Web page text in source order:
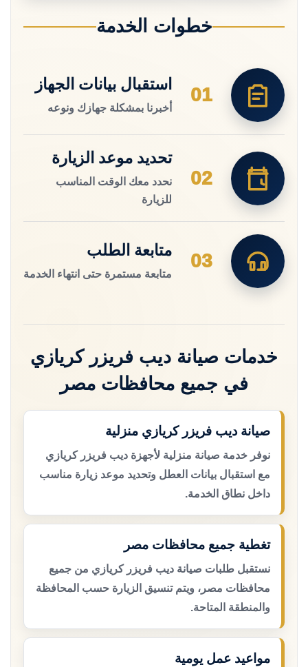
خطوات الخدمة
01
استقبال بيانات الجهاز
أخبرنا بمشكلة جهازك ونوعه
02
تحديد موعد الزيارة
نحدد معك الوقت المناسب
للزيارة
03
متابعة الطلب
متابعة مستمرة حتى انتهاء الخدمة
خدمات صيانة ديب فريزر كريازي
في جميع محافظات مصر
صيانة ديب فريزر كريازي منزلية
نوفر خدمة صيانة منزلية لأجهزة ديب فريزر كريازي
مع استقبال بيانات العطل وتحديد موعد زيارة مناسب
داخل نطاق الخدمة.
تغطية جميع محافظات مصر
نستقبل طلبات صيانة ديب فريزر كريازي من جميع
محافظات مصر، ويتم تنسيق الزيارة حسب المحافظة
والمنطقة المتاحة.
مواعيد عمل يومية